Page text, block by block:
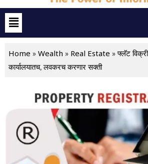
Home » Wealth » Real Estate »फ्लॅट विक्री
कार्यालयातच, लवकरच करणार सक्ती